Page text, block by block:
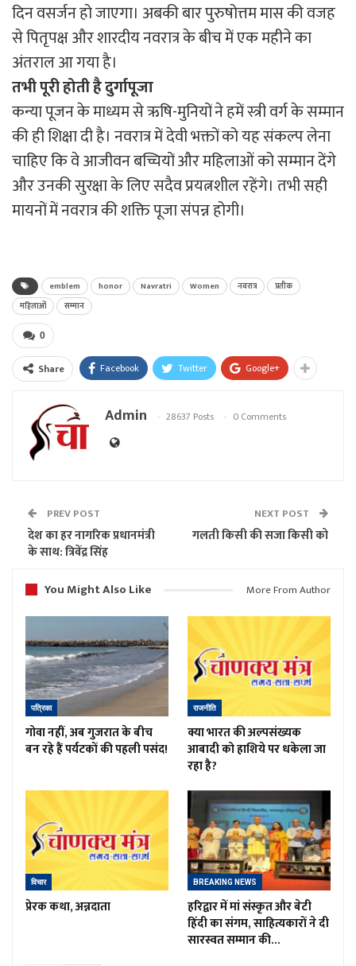
दिन वसर्जन हो जाएगा। अबकी बार पुरुषोत्तम मास की वजह
से पितृपक्ष और शारदीय नवरात्र के बीच में एक महीने का
अंतराल आ गया है।
तभीपूरीहोतीहैदुर्गापूजा
कन्या पूजन के माध्यम से ऋषि-मुनियों ने हमें स्त्री वर्ग के सम्मान
की ही शिक्षा दी है। नवरात्र में देवी भक्तों को यह संकल्प लेना
चाहिए कि वे आजीवन बच्चियों और महिलाओं को सम्मान देंगे
और उनकी सुरक्षा के लिए सदैव प्रयत्नशील रहेंगे। तभी सही
मायनों में नवरात्र की शक्ति पूजा संपन्न होगी।
emblem honor Navratri Women नवरात्र
प्रतीक
महिलाओं
सम्मान
0
Share Facebook Twitter Google+
Admin 28637 Posts 0 Comments
PREV POST
देश का हर नागरिक प्रधानमंत्री
के साथ: त्रिवेंद्र सिंह
NEXT POST
गलती किसी की सजा किसी को
You Might Also Like More From Author
पत्रिका
गोवा नहीं, अब गुजरात के बीच
बन रहे हैं पर्यटकों की पहली पसंद!
राजनीति
क्या भारत की अल्पसंख्यक
आबादी को हाशिये पर धकेला जा
रहा है?
विचार
प्रेरक कथा, अन्नदाता
BREAKING NEWS
हरिद्वार में मां संस्कृत और बेटी
हिंदी का संगम, साहित्यकारों ने दी
सारस्वत सम्मान की…